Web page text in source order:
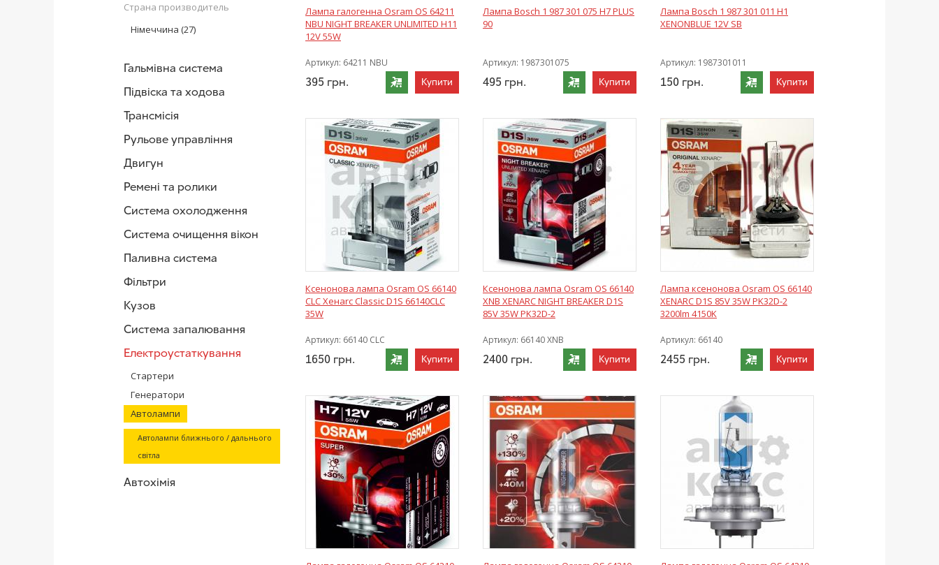
Страна производитель
Німеччина (27)
Гальмівна система
Підвіска та ходова
Трансмісія
Рульове управління
Двигун
Ремені та ролики
Система охолодження
Система очищення вікон
Паливна система
Фільтри
Кузов
Система запалювання
Електроустаткування
Стартери
Генератори
Автолампи
Автолампи ближнього / дальнього
світла
Автохімія
Лампа галогенна Osram OS 64211
NBU NIGHT BREAKER UNLIMITED H11
12V 55W
Артикул: 64211 NBU
395 грн. Купити
Лампа Bosch 1 987 301 075 Н7 PLUS
90
Артикул: 1987301075
495 грн. Купити
Лампа Bosch 1 987 301 011 H1
XENONBLUE 12V SB
Артикул: 1987301011
150 грн. Купити
Ксенонова лампа Osram OS 66140
CLC Хенаrc Classic D1S 66140CLC
35W
Артикул: 66140 CLC
1650 грн. Купити
Ксенонова лампа Osram OS 66140
XNB ХЕNARC NIGHT BREAKER D1S
85V 35W PK32D-2
Артикул: 66140 XNB
2400 грн. Купити
Лампа ксенонова Osram OS 66140
ХЕNARC D1S 85V 35W PK32D-2
3200lm 4150K
Артикул: 66140
2455 грн. Купити